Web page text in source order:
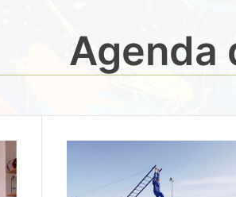
Agenda